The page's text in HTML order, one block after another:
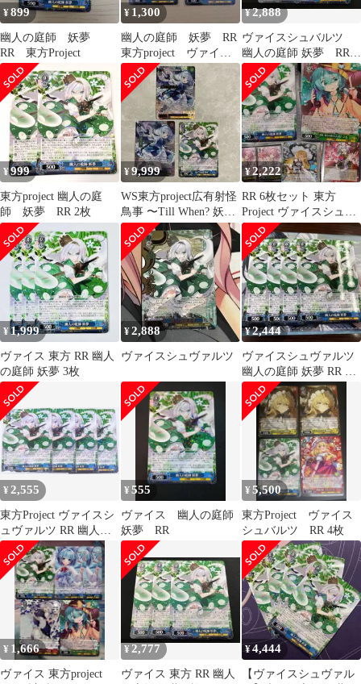
¥899
幽人の庭師 妖夢
RR 東方Project
¥ 1,300
幽人の庭師 妖夢 RR
東方project ヴァイス
シュヴァルツ
¥2,888
ヴァイスシュバルツ
幽人の庭師 妖夢 RR
3枚セット
¥999
東方project 幽人の庭
師 妖夢 RR 2枚
¥9,999
WS東方project広有射怪
鳥事 〜Till When? 妖
夢 まとめ売り
¥2,222
RR 6枚セット 東方
Project ヴァイスシュヴ
ァルツ
¥1,999
ヴァイス 東方 RR 幽人
の庭師 妖夢 3枚
¥2,888
ヴァイスシュヴァルツ
¥2,444
ヴァイスシュヴァルツ
幽人の庭師 妖夢 RR 4
枚
¥ 2,555
東方Project ヴァイスシ
ュヴァルツ RR 幽人の
庭師 妖夢
¥555
ヴァイス 幽人の庭師
妖夢 RR
¥5,500
東方Project ヴァイス
シュバルツ RR 4枚
¥ 1,666
ヴァイス 東方project
¥ 2,777
ヴァイス 東方 RR 幽人
¥4,444
【ヴァイスシュヴァル